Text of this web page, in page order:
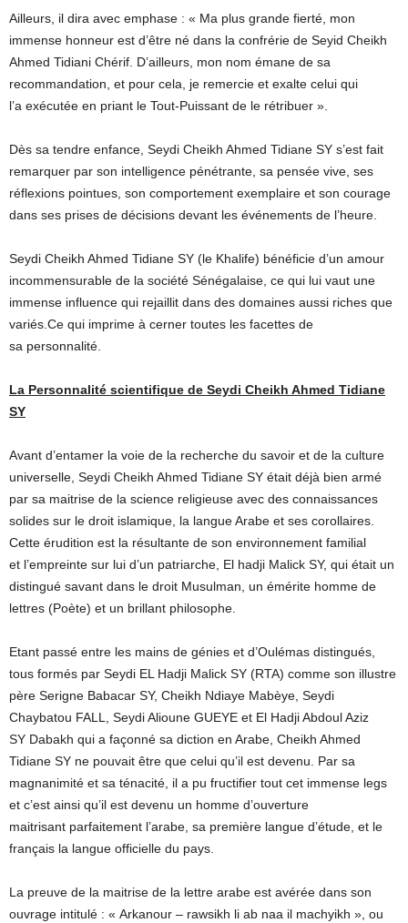
Ailleurs, il dira avec emphase : « Ma plus grande fierté, mon
immense honneur est d’être né dans la confrérie de Seyid Cheikh
Ahmed Tidiani Chérif. D’ailleurs, mon nom émane de sa
recommandation, et pour cela, je remercie et exalte celui qui
l’a exécutée en priant le Tout-Puissant de le rétribuer ».
Dès sa tendre enfance, Seydi Cheikh Ahmed Tidiane SY s’est fait
remarquer par son intelligence pénétrante, sa pensée vive, ses
réflexions pointues, son comportement exemplaire et son courage
dans ses prises de décisions devant les événements de l’heure.
Seydi Cheikh Ahmed Tidiane SY (le Khalife) bénéficie d’un amour
incommensurable de la société Sénégalaise, ce qui lui vaut une
immense influence qui rejaillit dans des domaines aussi riches que
variés.Ce qui imprime à cerner toutes les facettes de
sa personnalité.
La Personnalité scientifique de Seydi Cheikh Ahmed Tidiane
SY
Avant d’entamer la voie de la recherche du savoir et de la culture
universelle, Seydi Cheikh Ahmed Tidiane SY était déjà bien armé
par sa maitrise de la science religieuse avec des connaissances
solides sur le droit islamique, la langue Arabe et ses corollaires.
Cette érudition est la résultante de son environnement familial
et l’empreinte sur lui d’un patriarche, El hadji Malick SY, qui était un
distingué savant dans le droit Musulman, un émérite homme de
lettres (Poète) et un brillant philosophe.
Etant passé entre les mains de génies et d’Oulémas distingués,
tous formés par Seydi EL Hadji Malick SY (RTA) comme son illustre
père Serigne Babacar SY, Cheikh Ndiaye Mabèye, Seydi
Chaybatou FALL, Seydi Alioune GUEYE et El Hadji Abdoul Aziz
SY Dabakh qui a façonné sa diction en Arabe, Cheikh Ahmed
Tidiane SY ne pouvait être que celui qu’il est devenu. Par sa
magnanimité et sa ténacité, il a pu fructifier tout cet immense legs
et c’est ainsi qu’il est devenu un homme d’ouverture
maitrisant parfaitement l’arabe, sa première langue d’étude, et le
français la langue officielle du pays.
La preuve de la maitrise de la lettre arabe est avérée dans son
ouvrage intitulé : « Arkanour – rawsikh li ab naa il machyikh », ou